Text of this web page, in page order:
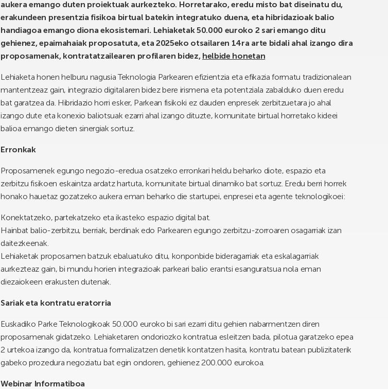
aukera emango duten proiektuak aurkezteko. Horretarako, eredu misto bat diseinatu du,
erakundeen presentzia fisikoa birtual batekin integratuko duena, eta hibridazioak balio
handiagoa emango diona ekosistemari. Lehiaketak 50.000 euroko 2 sari emango ditu
gehienez, epaimahaiak proposatuta, eta 2025eko otsailaren 14ra arte bidali ahal izango dira
proposamenak, kontratatzailearen profilaren bidez, helbide honetan
Lehiaketa honen helburu nagusia Teknologia Parkearen efizientzia eta efikazia formatu tradizionalean
mantentzeaz gain, integrazio digitalaren bidez bere irismena eta potentziala zabalduko duen eredu
bat garatzea da. Hibridazio horri esker, Parkean fisikoki ez dauden enpresek zerbitzuetara jo ahal
izango dute eta konexio baliotsuak ezarri ahal izango dituzte, komunitate birtual horretako kideei
balioa emango dieten sinergiak sortuz.
Erronkak
Proposamenek egungo negozio-eredua osatzeko erronkari heldu beharko diote, espazio eta
zerbitzu fisikoen eskaintza ardatz hartuta, komunitate birtual dinamiko bat sortuz. Eredu berri horrek
honako hauetaz gozatzeko aukera eman beharko die startupei, enpresei eta agente teknologikoei:
Konektatzeko, partekatzeko eta ikasteko espazio digital bat.
Hainbat balio-zerbitzu, berriak, berdinak edo Parkearen egungo zerbitzu-zorroaren osagarriak izan
daitezkeenak.
Lehiaketak proposamen batzuk ebaluatuko ditu, konponbide bideragarriak eta eskalagarriak
aurkezteaz gain, bi mundu horien integrazioak parkeari balio erantsi esanguratsua nola eman
diezaiokeen erakusten dutenak.
Sariak eta kontratu eratorria
Euskadiko Parke Teknologikoak 50.000 euroko bi sari ezarri ditu gehien nabarmentzen diren
proposamenak gidatzeko. Lehiaketaren ondoriozko kontratua esleitzen bada, pilotua garatzeko epea
2 urtekoa izango da, kontratua formalizatzen denetik kontatzen hasita, kontratu batean publizitaterik
gabeko prozedura negoziatu bat egin ondoren, gehienez 200.000 eurokoa.
Webinar Informatiboa